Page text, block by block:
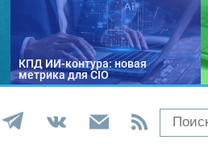
КПД ИИ-контура: новая
метрика для CIO